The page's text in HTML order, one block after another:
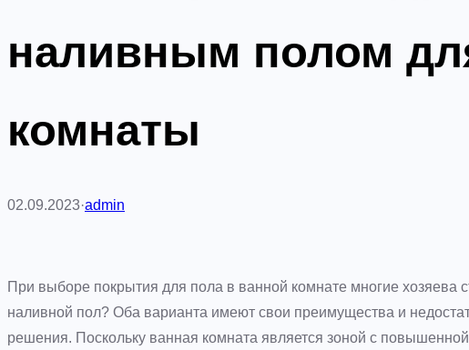
наливным полом
комнаты
02.09.2023·admin
При выборе покрытия для пола в ванной комнате многие хозяева
наливной пол? Оба варианта имеют свои преимущества и
решения. Поскольку ванная комната является зоной с